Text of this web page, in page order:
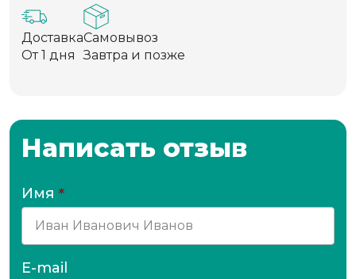
Доставка
От 1 дня
Самовывоз
Завтра и позже
Написать отзыв
Имя *
E-mail